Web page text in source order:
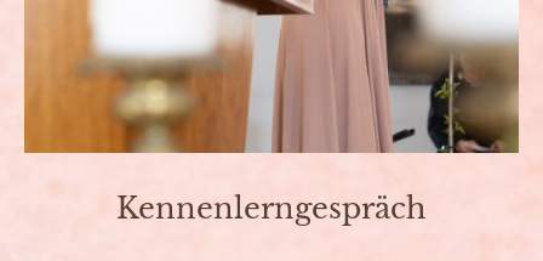
Kennenlerngespräch